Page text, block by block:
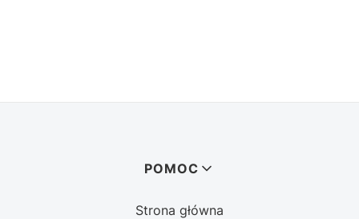
POMOC
Strona główna